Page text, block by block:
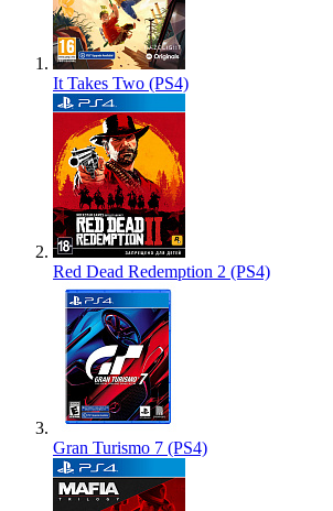
It Takes Two (PS4)
Red Dead Redemption 2 (PS4)
Gran Turismo 7 (PS4)